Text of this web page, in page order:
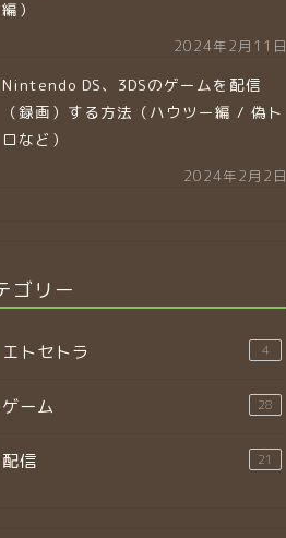
編）
2024年2月11日
Nintendo DS、3DSのゲームを配信
（録画）する方法（ハウツー編 / 偽ト
ロなど）
2024年2月2日
ゴリー
エトセトラ 4
ゲーム 28
配信 21